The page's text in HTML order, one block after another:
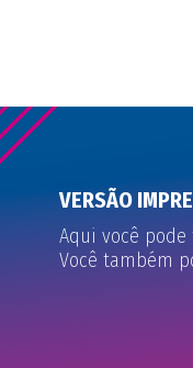
VERSÃO
Aqui você
Você também